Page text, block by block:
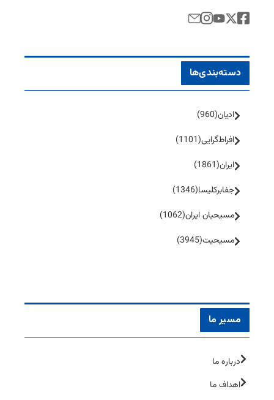
دسته‌بندی‌ها
ادیان(960)
افراط‌گرایی(1101)
ایران(1861)
جفا‌بر‌کلیسا(1346)
مسیحیان ایران(1062)
مسیحیت(3945)
مسیر ما
درباره ما
اهداف ما